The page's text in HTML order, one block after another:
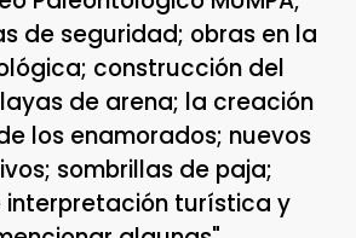
de seguridad; obras en la
construcción del
de arena; la creación
los enamorados; nuevos
sombrillas de paja;
interpretación turística y